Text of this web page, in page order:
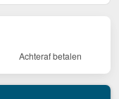
Achteraf betalen